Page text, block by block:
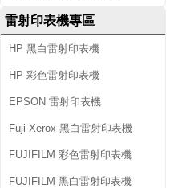
雷射印表機專區
HP 黑白雷射印表機
HP 彩色雷射印表機
EPSON 雷射印表機
Fuji Xerox 黑白雷射印表機
FUJIFILM 彩色雷射印表機
FUJIFILM 黑白雷射印表機